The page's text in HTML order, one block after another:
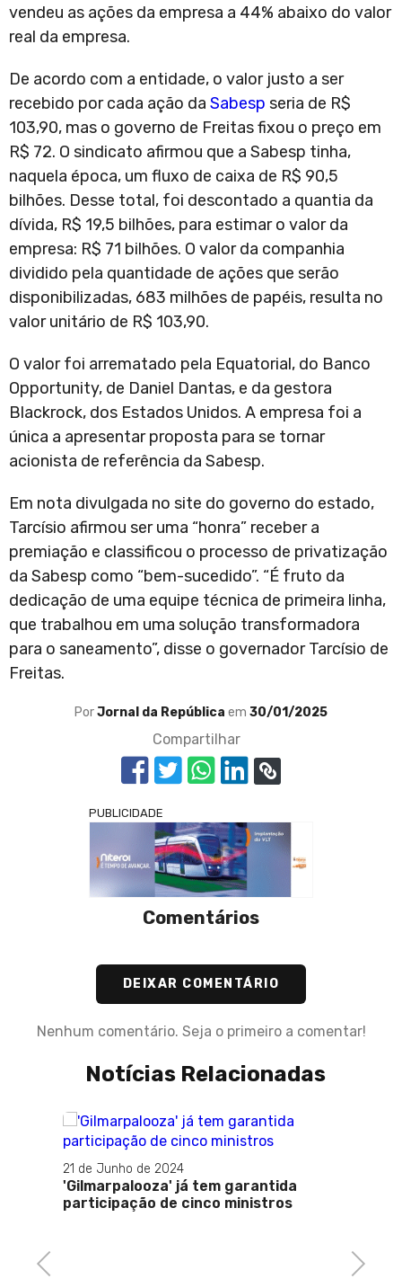
vendeu as ações da empresa a 44% abaixo do valor
real da empresa.
De acordo com a entidade, o valor justo a ser
recebido por cada ação da Sabesp seria de R$
103,90, mas o governo de Freitas fixou o preço em
R$ 72. O sindicato afirmou que a Sabesp tinha,
naquela época, um fluxo de caixa de R$ 90,5
bilhões. Desse total, foi descontado a quantia da
dívida, R$ 19,5 bilhões, para estimar o valor da
empresa: R$ 71 bilhões. O valor da companhia
dividido pela quantidade de ações que serão
disponibilizadas, 683 milhões de papéis, resulta no
valor unitário de R$ 103,90.
O valor foi arrematado pela Equatorial, do Banco
Opportunity, de Daniel Dantas, e da gestora
Blackrock, dos Estados Unidos. A empresa foi a
única a apresentar proposta para se tornar
acionista de referência da Sabesp.
Em nota divulgada no site do governo do estado,
Tarcísio afirmou ser uma “honra” receber a
premiação e classificou o processo de privatização
da Sabesp como “bem-sucedido”. “É fruto da
dedicação de uma equipe técnica de primeira linha,
que trabalhou em uma solução transformadora
para o saneamento”, disse o governador Tarcísio de
Freitas.
PorJornal da República em 30/01/2025
Compartilhar
PUBLICIDADE
Comentários
DEIXAR COMENTÁRIO
Nenhum comentário. Seja o primeiro a comentar!
Notícias Relacionadas
Previous
21 de Junho de 2024
'Gilmarpalooza' já tem garantida
participação de cinco ministros
Next